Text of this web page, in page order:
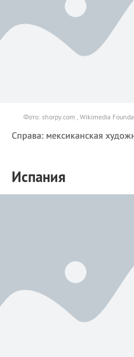
Фото: shorpy.com , Wikimedia
Справа: мексиканская
Испания